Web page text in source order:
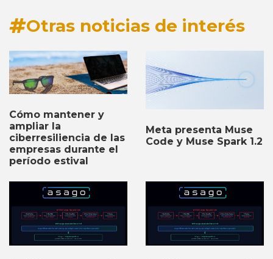
Otras noticias de interés
Cómo mantener y
ampliar la
ciberresiliencia de las
empresas durante el
período estival
Meta presenta Muse
Code y Muse Spark 1.2